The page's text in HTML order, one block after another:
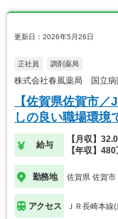
更新日：2026年5月26日
正社員 調剤薬局
株式会社春風薬局 国立病
【佐賀県佐賀市
しの良い職場環境
給与
【月収】
【年収】480
勤務地 佐賀県 佐賀市
アクセス ＪＲ長崎本